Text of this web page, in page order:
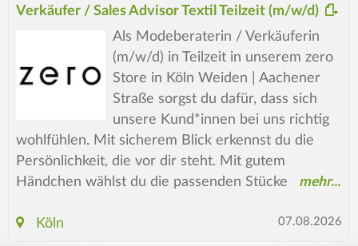
Verkäufer / Sales Advisor Textil Teilzeit (m/w/d)
Als Modeberaterin / Verkäuferin
(m/w/d) in Teilzeit in unserem zero
Store in Köln Weiden | Aachener
Straße sorgst du dafür, dass sich
unsere Kund*innen bei uns richtig
wohlfühlen. Mit sicherem Blick erkennst du die
Persönlichkeit, die vor dir steht. Mit gutem
Händchen wählst du die passenden Stücke
Köln 07.08.2026